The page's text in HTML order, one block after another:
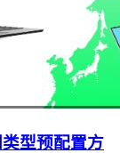
型预配置方